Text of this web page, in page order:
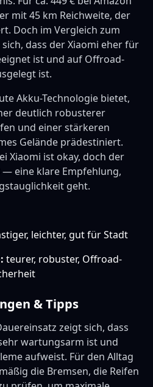
mit 45 km Reichweite, der
Doch im Vergleich zum
dass der Xiaomi eher für
ist und auf Offroad-
ist.
Akku-Technologie bietet,
deutlich robusterer
und einer stärkeren
Gelände prädestiniert.
Xiaomi ist okay, doch der
— eine klare Empfehlung,
geht.
leichter, gut für Stadt
teurer, robuster, Offroad-
& Tipps
zeigt sich, dass
wartungsarm ist und
aufweist. Für den Alltag
die Bremsen, die Reifen